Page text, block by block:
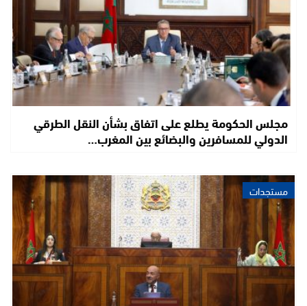
مجلس الحكومة يطلع على اتفاق بشأن النقل الطرقي
الدولي للمسافرين والبضائع بين المغرب…
مستجدات